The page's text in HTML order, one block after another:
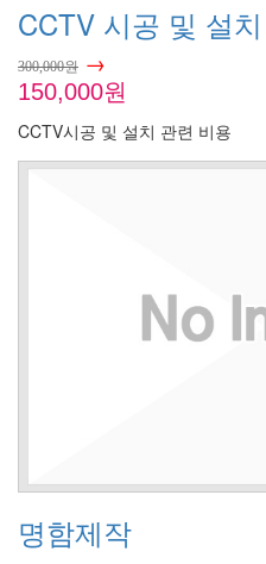
CCTV 시공 및 설치
300,000원 →
150,000원
CCTV시공 및 설치 관련 비용
명함제작